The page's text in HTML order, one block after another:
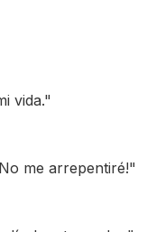
vida."
me arrepentiré!"